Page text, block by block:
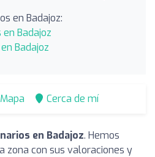
en Badajoz:
Badajoz
Badajoz
Mapa Cerca de mí
en Badajoz. Hemos
zona con sus valoraciones y